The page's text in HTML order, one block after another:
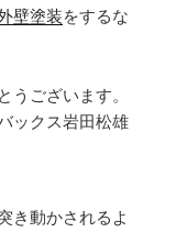
壁塗装をするな
うございます。
ックス岩田松雄
き動かされるよ